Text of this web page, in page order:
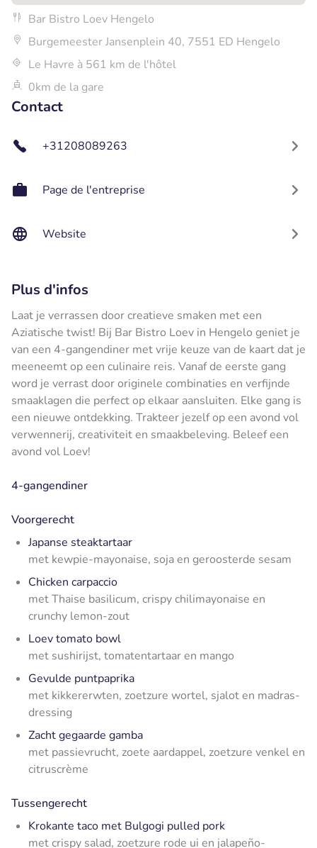
Bar Bistro Loev Hengelo
Burgemeester Jansenplein 40, 7551 ED Hengelo
Le Havre à 561 km de l'hôtel
0km de la gare
Contact
+31208089263
Page de l'entreprise
Website
Plus d'infos
Laat je verrassen door creatieve smaken met een
Aziatische twist! Bij Bar Bistro Loev in Hengelo geniet je
van een 4-gangendiner met vrije keuze van de kaart dat je
meeneemt op een culinaire reis. Vanaf de eerste gang
word je verrast door originele combinaties en verfijnde
smaaklagen die perfect op elkaar aansluiten. Elke gang is
een nieuwe ontdekking. Trakteer jezelf op een avond vol
verwennerij, creativiteit en smaakbeleving. Beleef een
avond vol Loev!
4-gangendiner
Voorgerecht
Japanse steaktartaar
met kewpie-mayonaise, soja en geroosterde sesam
Chicken carpaccio
met Thaise basilicum, crispy chilimayonaise en
crunchy lemon-zout
Loev tomato bowl
met sushirijst, tomatentartaar en mango
Gevulde puntpaprika
met kikkererwten, zoetzure wortel, sjalot en madras-
dressing
Zacht gegaarde gamba
met passievrucht, zoete aardappel, zoetzure venkel en
citruscrème
Tussengerecht
Krokante taco met Bulgogi pulled pork
met crispy salad, zoetzure rode ui en jalapeño-